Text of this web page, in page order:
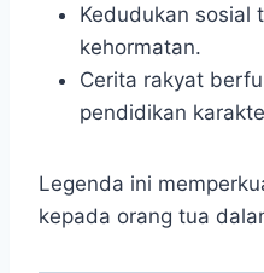
Kedudukan sosial
kehormatan.
Cerita rakyat
pendidikan
Legenda ini
kepada orang tua